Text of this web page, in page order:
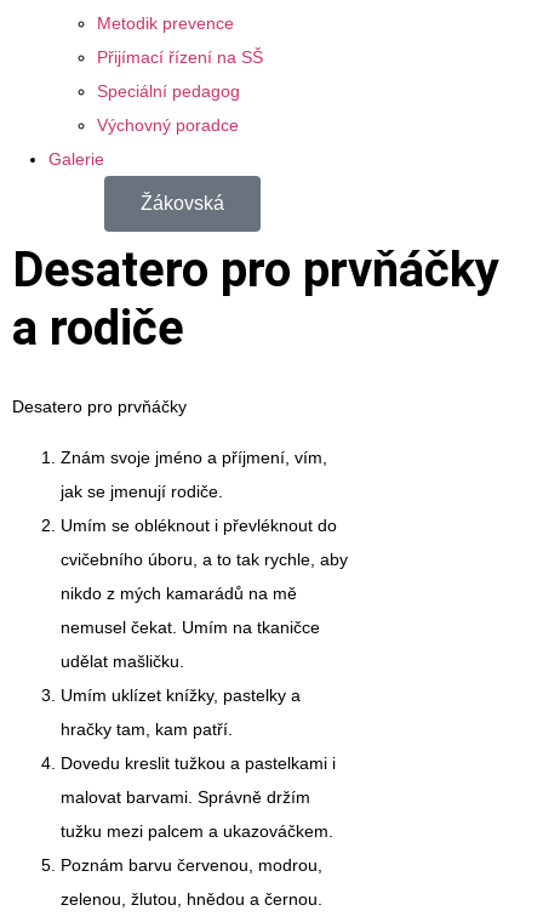
Metodik prevence
Přijímací řízení na SŠ
Speciální pedagog
Výchovný poradce
Galerie
Žákovská
Desatero pro prvňáčky
a rodiče
Desatero pro prvňáčky
Znám svoje jméno a příjmení, vím,
jak se jmenují rodiče.
Umím se obléknout i převléknout do
cvičebního úboru, a to tak rychle, aby
nikdo z mých kamarádů na mě
nemusel čekat. Umím na tkaničce
udělat mašličku.
Umím uklízet knížky, pastelky a
hračky tam, kam patří.
Dovedu kreslit tužkou a pastelkami i
malovat barvami. Správně držím
tužku mezi palcem a ukazováčkem.
Poznám barvu červenou, modrou,
zelenou, žlutou, hnědou a černou.